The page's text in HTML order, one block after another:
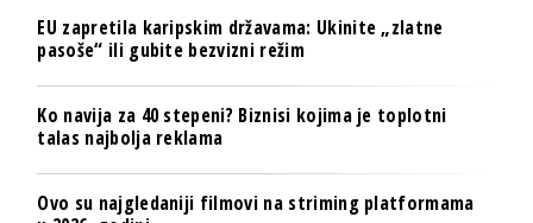
EU zapretila karipskim državama: Ukinite „zlatne
pasoše“ ili gubite bezvizni režim
Ko navija za 40 stepeni? Biznisi kojima je toplotni
talas najbolja reklama
Ovo su najgledaniji filmovi na striming platformama